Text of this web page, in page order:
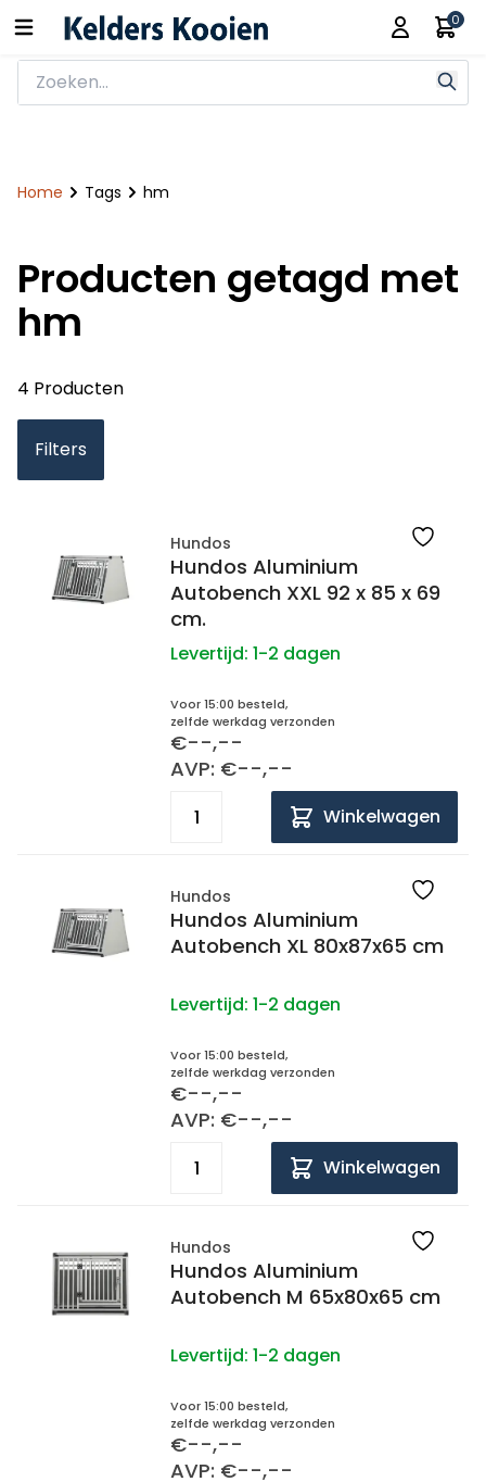
0
Home Tags hm
Producten getagd met
hm
4 Producten
Filters
Hundos
Hundos Aluminium
Autobench XXL 92 x 85 x 69
cm.
Levertijd: 1-2 dagen
Voor 15:00 besteld,
zelfde werkdag verzonden
€--,--
AVP: €--,--
Winkelwagen
Hundos
Hundos Aluminium
Autobench XL 80x87x65 cm
Levertijd: 1-2 dagen
Voor 15:00 besteld,
zelfde werkdag verzonden
€--,--
AVP: €--,--
Winkelwagen
Hundos
Hundos Aluminium
Autobench M 65x80x65 cm
Levertijd: 1-2 dagen
Voor 15:00 besteld,
zelfde werkdag verzonden
€--,--
AVP: €--,--